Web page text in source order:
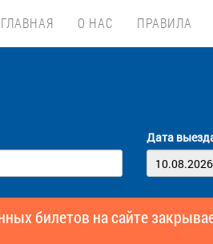
ГЛАВНАЯ О НАС ПРАВИЛА
Дата
билетов на сайте